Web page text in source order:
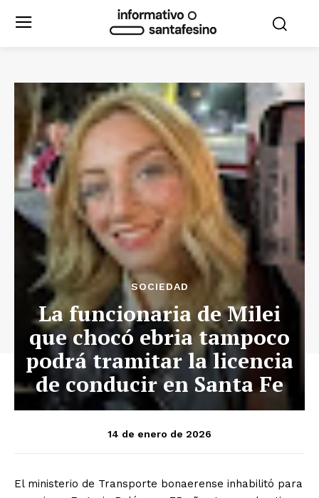
SOCIEDAD
La funcionaria de Milei
que chocó ebria tampoco
podrá tramitar la licencia
de conducir en Santa Fe
14 de enero de 2026
El ministerio de Transporte bonaerense inhabilitó para